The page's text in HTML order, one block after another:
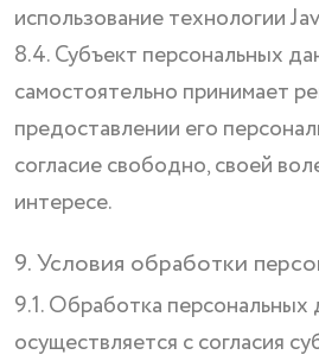
использование технологии
8.4. Субъект персональных
самостоятельно принимает
предоставлении его
согласие свободно, своей
интересе.
9. Условия обработки
9.1. Обработка персональных
осуществляется с согласия